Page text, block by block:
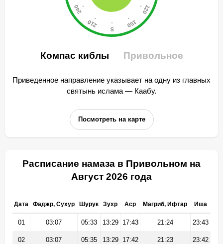
Компас киблы Привольное
Приведенное направление указывает на одну из главных
святынь ислама — Каабу.
Посмотреть на карте
Расписание намаза в Привольном на
Август 2026 года
Дата Фаджр, Сухур Шурук Зухр Аср Магриб, Ифтар Иша
01 03:07 05:33 13:29 17:43 21:24 23:43
02 03:07 05:35 13:29 17:42 21:23 23:42